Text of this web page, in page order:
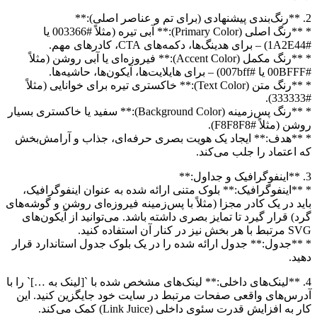
2. **رنگ‌بندی پیشنهادی (برای تم و عناصر اصلی):**
* **رنگ اصلی (Primary Color):** آبی تیره (مثلاً #003366 یا
#1A2E44) – برای هدینگ‌ها، دکمه‌های CTA، کادرهای مهم.
* **رنگ مکمل (Accent Color):** فیروزه‌ای یا آبی روشن (مثلاً
#00BFFF یا #007bff) – برای هایلایت‌ها، آیکون‌ها، حاشیه‌ها.
* **رنگ متن (Text Color):** خاکستری تیره برای خوانایی (مثلاً
#333333).
* **رنگ پس‌زمینه (Background Color):** سفید یا خاکستری بسیار
روشن (مثلاً #F8F8F8).
* **هدف:** ایجاد یک هویت بصری حرفه‌ای، جذاب و آرامش‌بخش
که اعتماد را جلب می‌کند.
3. **اینفوگرافیک و جداول:**
* **اینفوگرافیک:** بلوک متنی ارائه شده به عنوان اینفوگرافیک،
باید در یک کادر مجزا (مثلاً با پس‌زمینه فیروزه‌ای روشن و گوشه‌های
گرد) قرار گیرد تا تمایز بصری داشته باشد. می‌توانید از آیکون‌های
SVG مرتبط با هر بخش نیز در کنار آن استفاده کنید.
* **جدول:** جدول ارائه شده را در یک بلوک جدول استاندارد قرار
دهید.
4. **لینک‌های داخلی:** لینک‌های مشخص شده با `[لینک به …]` را با
آدرس‌های واقعی صفحات مرتبط در سایت خود جایگزین کنید. این
کار به افزایش قدرت سئوی داخلی (Link Juice) کمک می‌کند.